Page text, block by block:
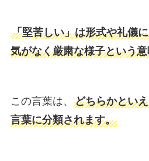
「堅苦しい」は形式や礼儀
気がなく厳粛な様子という
この言葉は、 どちらかとい
言葉に分類されます。